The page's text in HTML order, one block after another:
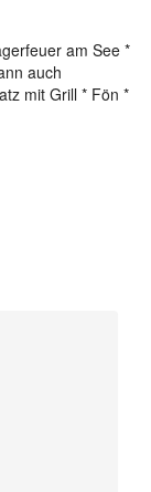
am See *
auch
mit Grill * Fön *